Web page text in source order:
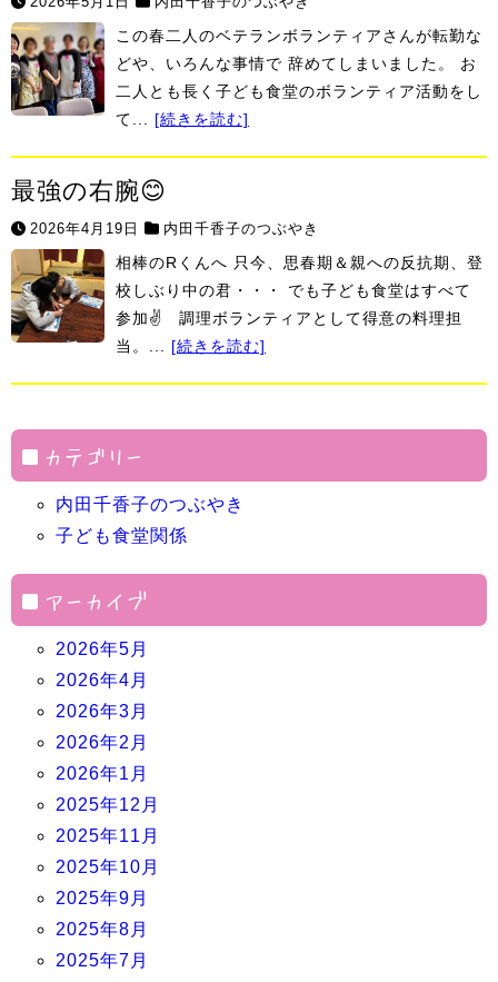
この春二人のベテランボランティアさんが転勤な
どや、いろんな事情で 辞めてしまいました。 お
二人とも長く子ども食堂のボランティア活動をし
て... [続きを読む]
最強の右腕😊
2026年4月19日 内田千香子のつぶやき
相棒のRくんへ 只今、思春期＆親への反抗期、登
校しぶり中の君・・・ でも子ども食堂はすべて
参加✌ 調理ボランティアとして得意の料理担
当。... [続きを読む]
カテゴリー
内田千香子のつぶやき
子ども食堂関係
アーカイブ
2026年5月
2026年4月
2026年3月
2026年2月
2026年1月
2025年12月
2025年11月
2025年10月
2025年9月
2025年8月
2025年7月